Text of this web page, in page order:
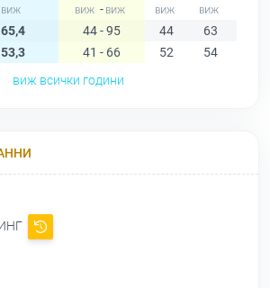
-
65,4 44 - 95 44 63
53,3 41 - 66 52 54
виж всички години